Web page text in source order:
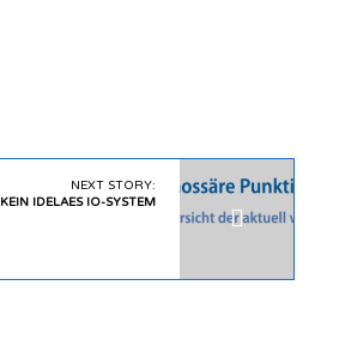
NEXT STORY:
KEIN IDELAES IO-SYSTEM